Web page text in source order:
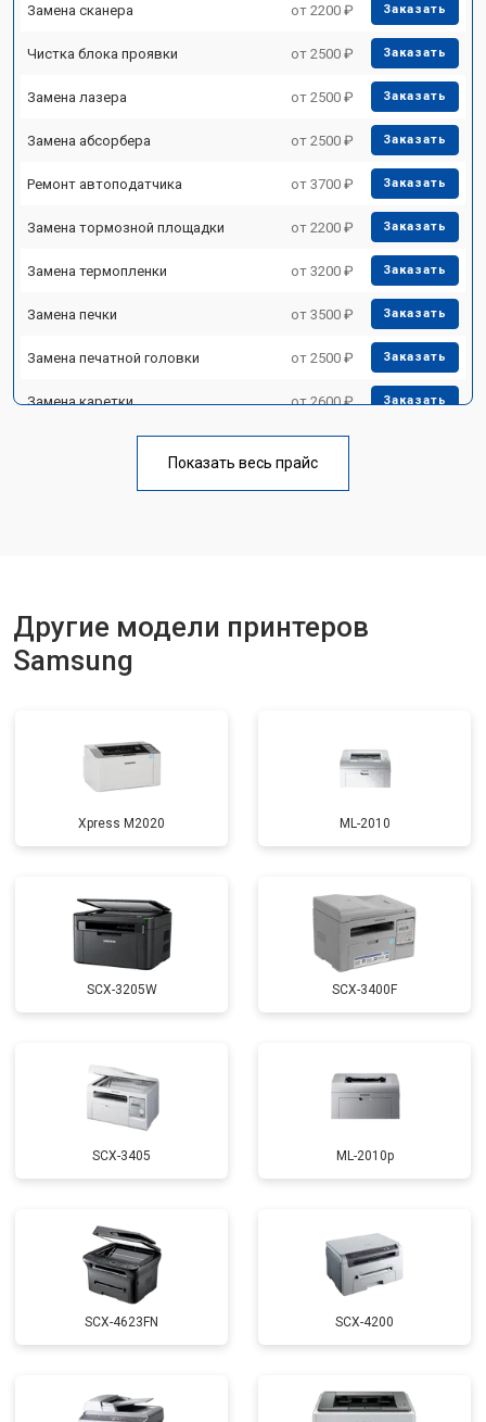
Замена сканера от 2200 ₽ Заказать
Чистка блока проявки от 2500 ₽ Заказать
Замена лазера от 2500 ₽ Заказать
Замена абсорбера от 2500 ₽ Заказать
Ремонт автоподатчика от 3700 ₽ Заказать
Замена тормозной площадки от 2200 ₽ Заказать
Замена термопленки от 3200 ₽ Заказать
Замена печки от 3500 ₽ Заказать
Замена печатной головки от 2500 ₽ Заказать
Замена каретки от 2600 ₽ Заказать
Замена блока питания от 2300 ₽
Показать весь прайс
Другие модели принтеров
Samsung
Xpress M2020 ML-2010
SCX-3205W SCX-3400F
SCX-3405 ML-2010p
SCX-4623FN SCX-4200